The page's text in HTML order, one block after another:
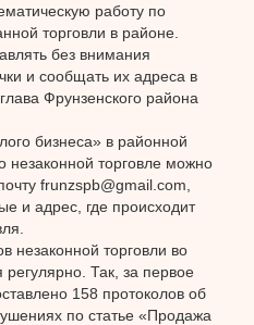
работу по
торговли в районе.
без внимания
и сообщать их адреса в
Фрунзенского района
бизнеса» в районной
торговле можно
frunzspb@gmail.com,
и адрес, где происходит
незаконной торговли во
Так, за первое
158 протоколов об
по статье «Продажа